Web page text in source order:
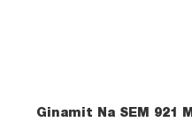
Ginamit Na SEM 921